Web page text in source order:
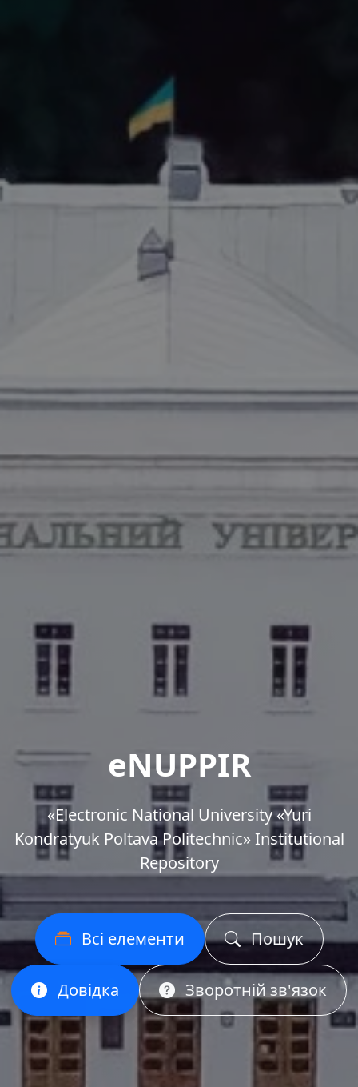
eNUPPIR
«Еlectronic National University «Yuri
Kondratyuk Poltava Politechnic» Institutional
Repository
Всі елементи Пошук
Довідка Зворотній зв'язок